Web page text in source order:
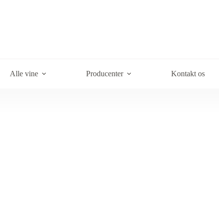
Alle vine Producenter Kontakt os